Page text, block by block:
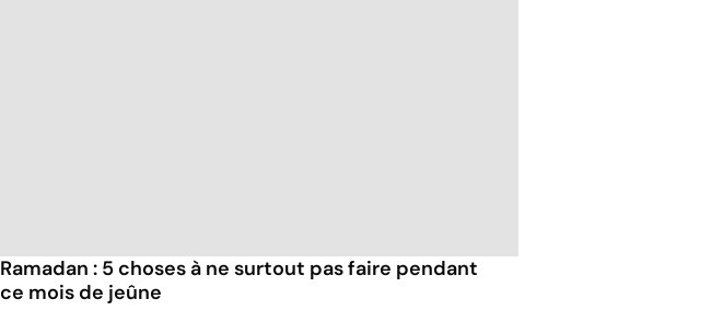
Ramadan : 5 choses à ne surtout pas faire pendant
ce mois de jeûne